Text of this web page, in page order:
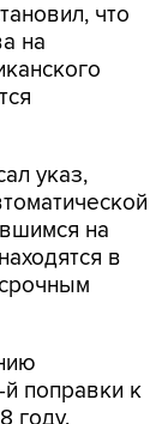
что
на
указ,
на
в
поправки к